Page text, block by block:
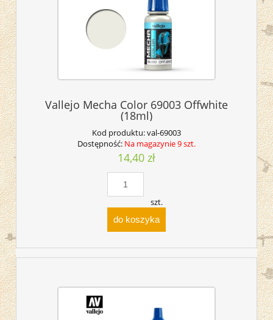
Vallejo Mecha Color 69003 Offwhite
(18ml)
Kod produktu:val-69003
Dostępność: Na magazynie 9 szt.
14,40 zł
szt.
do koszyka